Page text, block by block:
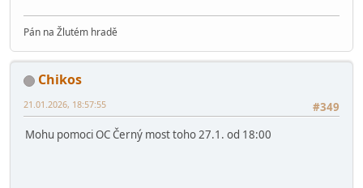
https://www.flickr.com/photos/143591213@N02/albums
milanv
#348
21.01.2026, 16:26:24
Pomůžu v Letňanech.